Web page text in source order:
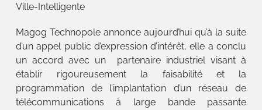
Ville-Intelligente
Magog Technopole annonce aujourd’hui qu’à la suite
d’un appel public d’expression d’intérêt, elle a conclu
un accord avec un partenaire industriel visant à
établir rigoureusement la faisabilité et la
programmation de l’implantation d’un réseau de
télécommunications à large bande passante